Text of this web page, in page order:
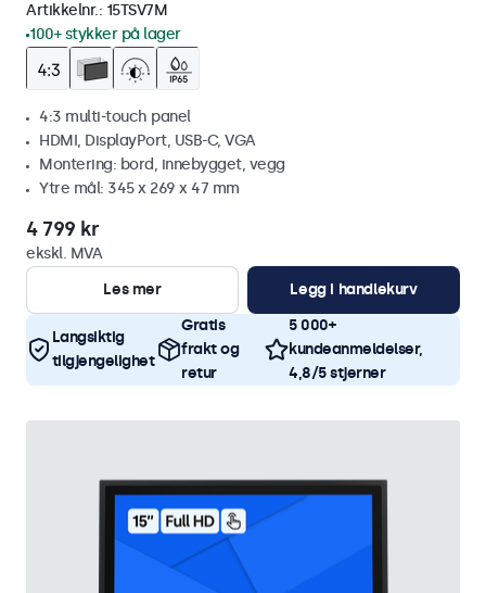
Artikkelnr.: 15TSV7M
100+ stykker på lager
4:3 multi-touch panel
HDMI, DisplayPort, USB-C, VGA
Montering: bord, innebygget, vegg
Ytre mål: 345 x 269 x 47 mm
4 799 kr
ekskl. MVA
Les mer
Legg i handlekurv
Langsiktig
tilgjengelighet
Gratis
frakt og
retur
5 000+
kundeanmeldelser,
4,8/5 stjerner